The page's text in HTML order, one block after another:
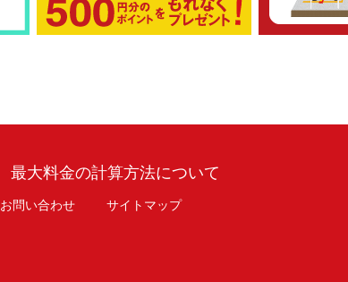
最大料金の計算方法について
お問い合わせ サイトマップ